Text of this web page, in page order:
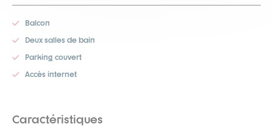
Balcon
Deux salles de bain
Parking couvert
Accès internet
Caractéristiques